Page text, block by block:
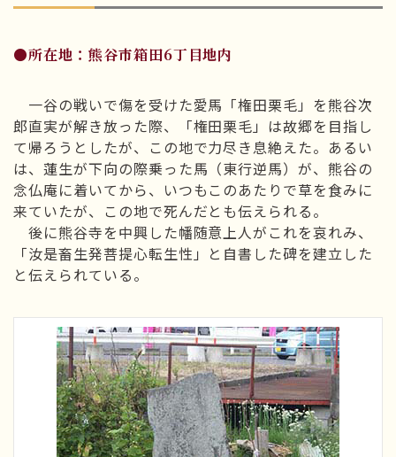
●所在地：熊谷市箱田6丁目地内
一谷の戦いで傷を受けた愛馬「権田栗毛」を熊谷次
郎直実が解き放った際、「権田栗毛」は故郷を目指し
て帰ろうとしたが、この地で力尽き息絶えた。あるい
は、蓮生が下向の際乗った馬（東行逆馬）が、熊谷の
念仏庵に着いてから、いつもこのあたりで草を食みに
来ていたが、この地で死んだとも伝えられる。
後に熊谷寺を中興した幡随意上人がこれを哀れみ、
「汝是畜生発菩提心転生性」と自書した碑を建立した
と伝えられている。